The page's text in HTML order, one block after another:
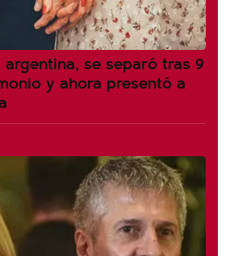
argentina, se separó tras 9
y ahora presentó a